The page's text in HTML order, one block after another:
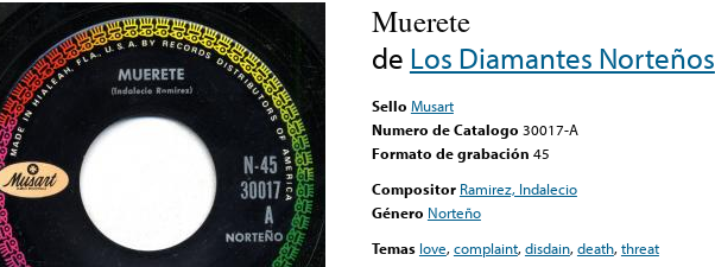
Muerete
de Los Diamantes Norteños
Sello Musart
Numero de Catalogo 30017-A
Formato de grabación 45
Compositor Ramirez, Indalecio
Género Norteño
Temas love,complaint,disdain,death,threat